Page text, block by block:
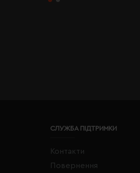
СЛУЖБА ПІДТРИМКИ
Контакти
Повернення